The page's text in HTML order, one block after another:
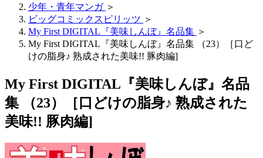
少年・青年マンガ ＞
ビッグコミックスピリッツ ＞
My First DIGITAL『美味しんぼ』名品集 ＞
My First DIGITAL『美味しんぼ』名品集 （23）［口ど
けの脂身♪ 熟成された美味!! 豚肉編]
My First DIGITAL『美味しんぼ』名品
集 （23）［口どけの脂身♪ 熟成された
美味!! 豚肉編]